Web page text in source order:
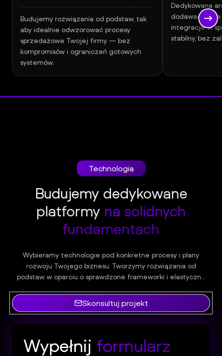
Budujemy rozwiązania od podstaw, tak
aby idealnie odwzorować procesy
sprzedażowe Twojej firmy — bez
kompromisów i ograniczeń gotowych
systemów.
Dedykowana
dodawać nowe
integracje w
stabilny, bez
Technologia
Budujemy dedykowane
platformy na solidnych
fundamentach
Wybieramy technologie pod konkretne procesy i plany
rozwoju Twojego biznesu. Tworzymy rozwiązania od
podstaw w oparciu o sprawdzone frameworki i elastyczne
integrować go z systemami i skalować bez ograniczeń
gotowych platform.
Skonsultuj projekt
Wypełnij formularz